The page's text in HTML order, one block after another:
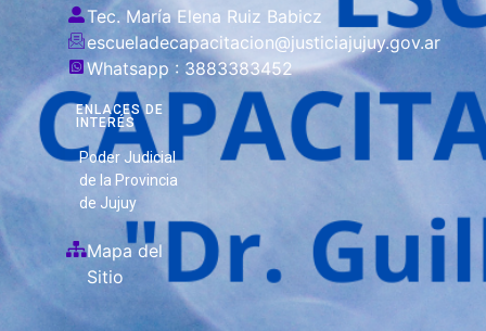
Tec. María Elena Ruiz Babicz
escueladecapacitacion@justiciajujuy.gov.ar
Whatsapp : 3883383452
ENLACES DE
INTERÉS
Poder Judicial
de la Provincia
de Jujuy
Mapa del
Sitio